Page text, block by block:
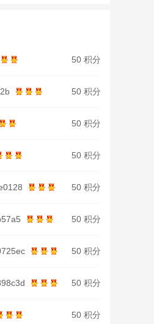
50 积分
50 积分
50 积分
50 积分
50 积分
50 积分
50 积分
50 积分
50 积分